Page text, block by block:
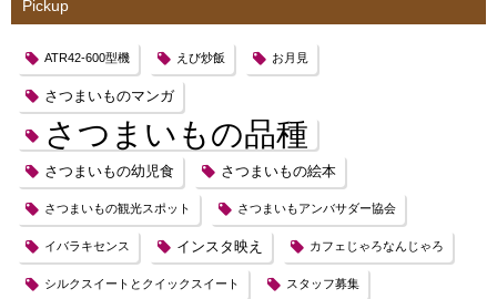
Pickup
ATR42-600型機 えび炒飯 お月見
さつまいものマンガ
さつまいもの品種
さつまいもの幼児食 さつまいもの絵本
さつまいもの観光スポット さつまいもアンバサダー協会
イバラキセンス インスタ映え カフェじゃろなんじゃろ
シルクスイートとクイックスイート スタッフ募集